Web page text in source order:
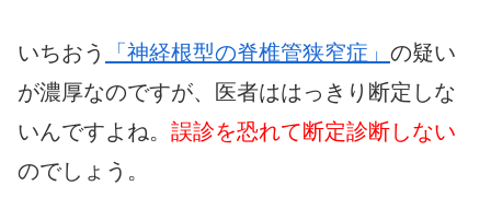
いちおう 「神経根型の脊椎管狭窄症」 の疑い
が濃厚なのですが、医者ははっきり断定しな
いんですよね。 誤診を恐れて断定診断しない
のでしょう。